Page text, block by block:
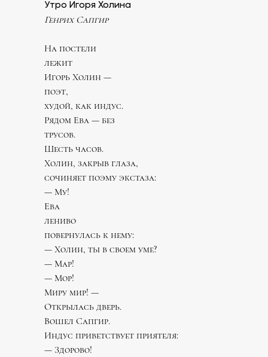
Утро Игоря Холина
Генрих Сапгир
На постели
лежит
Игорь Холин —
поэт,
худой, как индус.
Рядом Ева — без
трусов.
Шесть часов.
Холин, закрыв глаза,
сочиняет поэму экстаза:
— Му!
Ева
лениво
повернулась к нему:
— Холин, ты в своем уме?
— Мар!
— Мор!
Миру мир! —
Открылась дверь.
Вошел Сапгир.
Индус приветствует приятеля:
— Здорово!